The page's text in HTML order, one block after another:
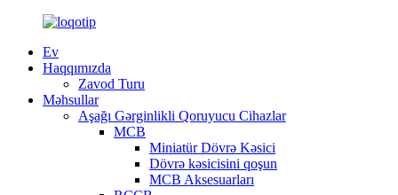
Ev
Haqqımızda
Zavod Turu
Məhsullar
Aşağı Gərginlikli Qoruyucu Cihazlar
MCB
Miniatür Dövrə Kəsici
Dövrə kəsicisini qoşun
MCB Aksesuarları